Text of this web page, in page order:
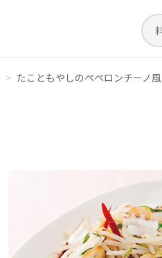
> たこともやしのペペロンチーノ風